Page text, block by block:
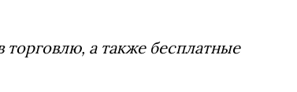
а также бесплатные